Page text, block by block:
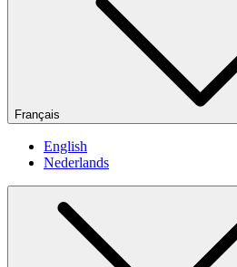
Français
English
Nederlands